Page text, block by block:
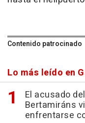
Contenido patrocinado
Lo más leído en
El acusado
Bertamiráns
enfrentarse